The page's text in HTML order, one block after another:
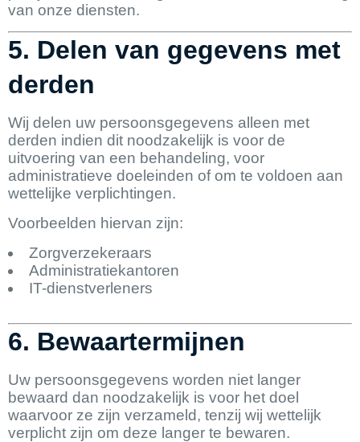
van onze diensten.
5. Delen van gegevens met
derden
Wij delen uw persoonsgegevens alleen met
derden indien dit noodzakelijk is voor de
uitvoering van een behandeling, voor
administratieve doeleinden of om te voldoen aan
wettelijke verplichtingen.
Voorbeelden hiervan zijn:
Zorgverzekeraars
Administratiekantoren
IT-dienstverleners
6. Bewaartermijnen
Uw persoonsgegevens worden niet langer
bewaard dan noodzakelijk is voor het doel
waarvoor ze zijn verzameld, tenzij wij wettelijk
verplicht zijn om deze langer te bewaren.